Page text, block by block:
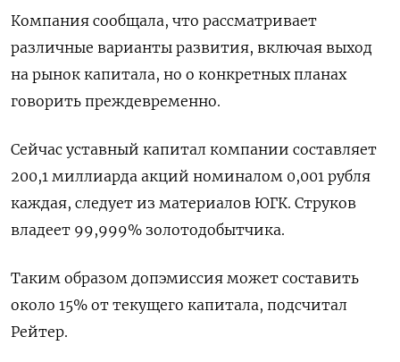
Компания сообщала, что рассматривает
различные варианты развития, включая выход
на рынок капитала, но о конкретных планах
говорить преждевременно.
Сейчас уставный капитал компании составляет
200,1 миллиарда акций номиналом 0,001 рубля
каждая, следует из материалов ЮГК. Струков
владеет 99,999% золотодобытчика.
Таким образом допэмиссия может составить
около 15% от текущего капитала, подсчитал
Рейтер.